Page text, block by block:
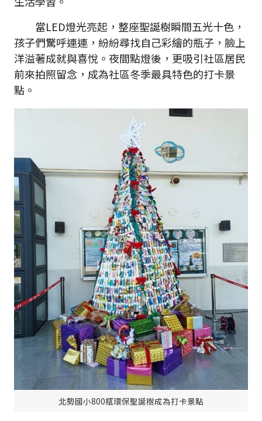
當LED燈光亮起，整座聖誕樹瞬間五光十色，
孩子們驚呼連連，紛紛尋找自己彩繪的瓶子，臉上
洋溢著成就與喜悅。夜間點燈後，更吸引社區居民
前來拍照留念，成為社區冬季最具特色的打卡景
點。
北勢國小800瓶環保聖誕樹成為打卡景點